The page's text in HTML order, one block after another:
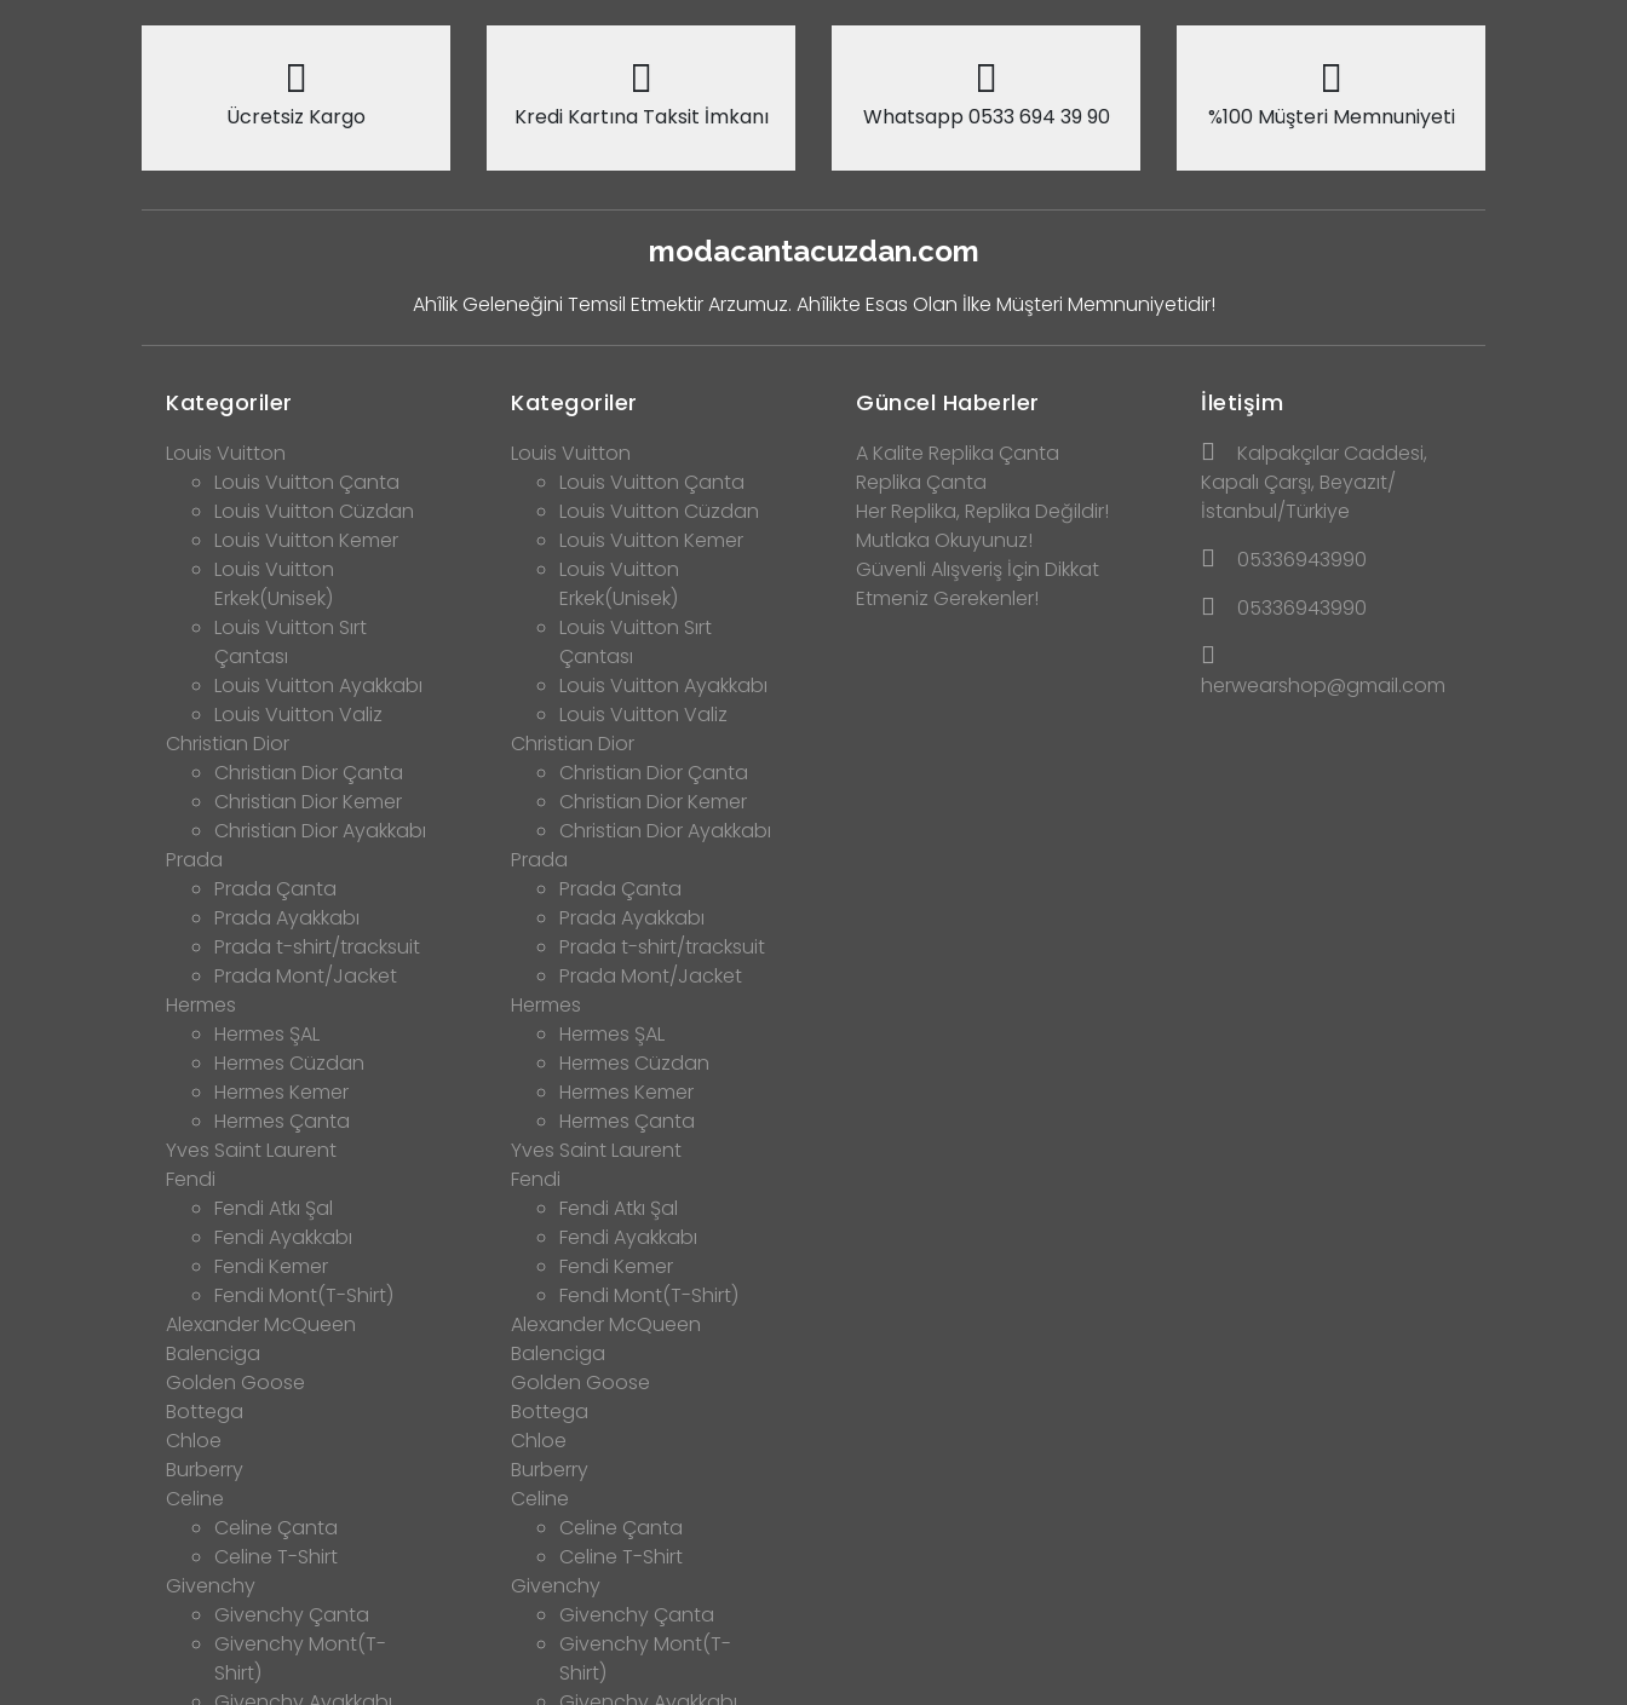
Ücretsiz Kargo Kredi Kartına Taksit İmkanı Whatsapp 0533 694 39 90 %100 Müşteri Memnuniyeti
modacantacuzdan.com
Ahîlik Geleneğini Temsil Etmektir Arzumuz. Ahîlikte Esas Olan İlke Müşteri Memnuniyetidir!
Kategoriler
Louis Vuitton
Louis Vuitton Çanta
Louis Vuitton Cüzdan
Louis Vuitton Kemer
Louis Vuitton
Erkek(Unisek)
Louis Vuitton Sırt
Çantası
Louis Vuitton Ayakkabı
Louis Vuitton Valiz
Christian Dior
Christian Dior Çanta
Christian Dior Kemer
Christian Dior Ayakkabı
Prada
Prada Çanta
Prada Ayakkabı
Prada t-shirt/tracksuit
Prada Mont/Jacket
Hermes
Hermes ŞAL
Hermes Cüzdan
Hermes Kemer
Hermes Çanta
Yves Saint Laurent
Fendi
Fendi Atkı Şal
Fendi Ayakkabı
Fendi Kemer
Fendi Mont(T-Shirt)
Alexander McQueen
Balenciga
Golden Goose
Bottega
Chloe
Burberry
Celine
Celine Çanta
Celine T-Shirt
Givenchy
Givenchy Çanta
Givenchy Mont(T-
Shirt)
Kategoriler
Louis Vuitton
Louis Vuitton Çanta
Louis Vuitton Cüzdan
Louis Vuitton Kemer
Louis Vuitton
Erkek(Unisek)
Louis Vuitton Sırt
Çantası
Louis Vuitton Ayakkabı
Louis Vuitton Valiz
Christian Dior
Christian Dior Çanta
Christian Dior Kemer
Christian Dior Ayakkabı
Prada
Prada Çanta
Prada Ayakkabı
Prada t-shirt/tracksuit
Prada Mont/Jacket
Hermes
Hermes ŞAL
Hermes Cüzdan
Hermes Kemer
Hermes Çanta
Yves Saint Laurent
Fendi
Fendi Atkı Şal
Fendi Ayakkabı
Fendi Kemer
Fendi Mont(T-Shirt)
Alexander McQueen
Balenciga
Golden Goose
Bottega
Chloe
Burberry
Celine
Celine Çanta
Celine T-Shirt
Givenchy
Givenchy Çanta
Givenchy Mont(T-
Shirt)
Güncel Haberler
A Kalite Replika Çanta
Replika Çanta
Her Replika, Replika Değildir!
Mutlaka Okuyunuz!
Güvenli Alışveriş İçin Dikkat
Etmeniz Gerekenler!
İletişim
Kalpakçılar Caddesi,
Kapalı Çarşı, Beyazıt/
İstanbul/Türkiye
05336943990
05336943990
herwearshop@gmail.com